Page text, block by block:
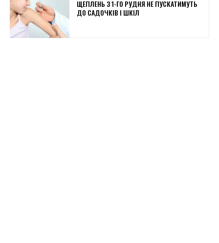
ЩЕПЛЕНЬ З 1-ГО РУДНЯ НЕ ПУСКАТИМУТЬ
ДО САДОЧКІВ І ШКІЛ